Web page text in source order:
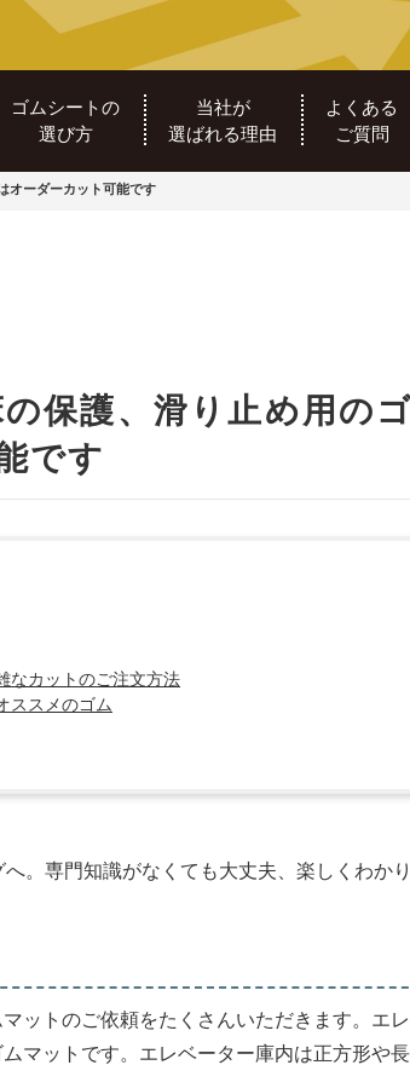
ゴムシートの
選び方
当社が
選ばれる理由
よくある
ご質問
オーダーカット可能です
保護、滑り止め用の
です
カットのご注文方法
ススメのゴム
。専門知識がなくても大丈夫、楽しくわか
ットのご依頼をたくさんいただきます。エ
マットです。エレベーター庫内は正方形や